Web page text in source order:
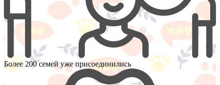
Более 200 семей уже присоединились